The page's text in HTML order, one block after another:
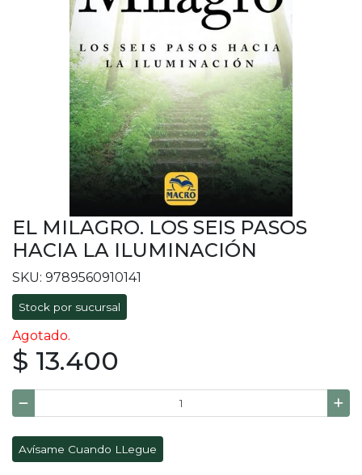
EL MILAGRO. LOS SEIS PASOS
HACIA LA ILUMINACIÓN
SKU: 9789560910141
Stock por sucursal
Agotado.
$ 13.400
Avísame Cuando LLegue